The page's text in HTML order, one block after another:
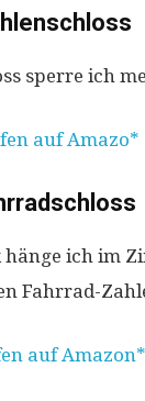
sperre ich
auf Amazo
hänge ich im
Fahrrad-
auf Amazon